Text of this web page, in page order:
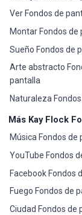
Ver Fondos de
Montar Fondos de
Sueño Fondos de
Arte abstracto
pantalla
Naturaleza
Más Kay Flock
Música Fondos de
YouTube Fondos
Facebook Fondos
Fuego Fondos de
Ciudad Fondos de